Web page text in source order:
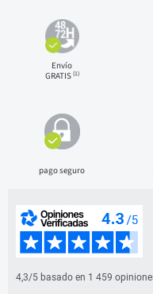
Envío
GRATIS(1)
pago seguro
4,3/5 basado en 1 459